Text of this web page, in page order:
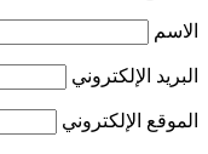
الاسم
البريد الإلكتروني
الموقع الإلكتروني